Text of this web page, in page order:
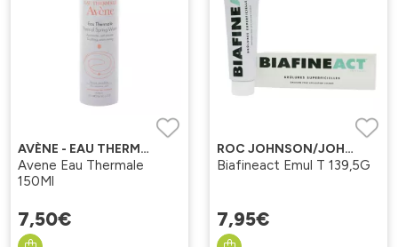
AVÈNE - EAU THERMALE
Avene Eau Thermale
150Ml
7,50€
ROC JOHNSON/JOHNSON
Biafineact Emul T 139,5G
7,95€